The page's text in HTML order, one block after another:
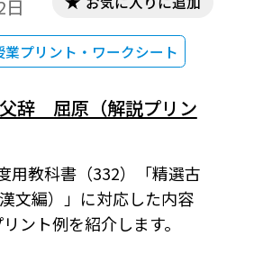
業プリント・ワークシート
辞 屈原（解説プリン
用教科書（332）「精選古
文編）」に対応した内容
ント例を紹介します。